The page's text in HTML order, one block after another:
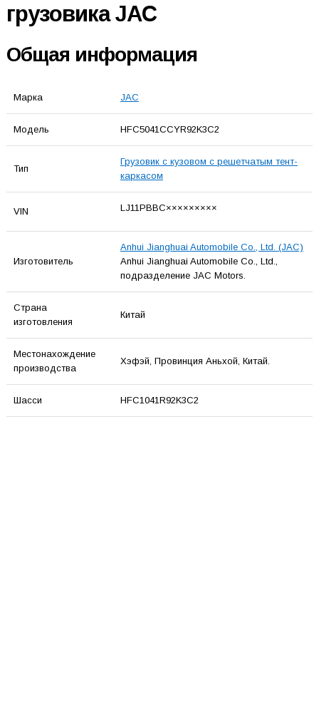
грузовика JAC
Общая информация
Марка JAC
Модель HFC5041CCYR92K3C2
Тип
Грузовик с кузовом с решетчатым тент-
каркасом
VIN LJ11PBBC×××××××××
Изготовитель
Anhui Jianghuai Automobile Co., Ltd. (JAC)
Anhui Jianghuai Automobile Co., Ltd.,
подразделение JAC Motors.
Страна
изготовления
Китай
Местонахождение
производства
Хэфэй, Провинция Аньхой, Китай.
Шасси HFC1041R92K3C2